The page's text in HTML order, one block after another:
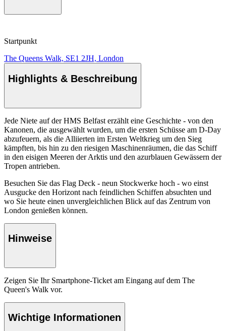
Startpunkt
The Queens Walk, SE1 2JH, London
Highlights & Beschreibung
Jede Niete auf der HMS Belfast erzählt eine Geschichte - von den
Kanonen, die ausgewählt wurden, um die ersten Schüsse am D-Day
abzufeuern, als die Alliierten im Ersten Weltkrieg um den Sieg
kämpften, bis hin zu den riesigen Maschinenräumen, die das Schiff
in den eisigen Meeren der Arktis und den azurblauen Gewässern der
Tropen antrieben.
Besuchen Sie das Flag Deck - neun Stockwerke hoch - wo einst
Ausgucke den Horizont nach feindlichen Schiffen absuchten und
wo Sie heute einen unvergleichlichen Blick auf das Zentrum von
London genießen können.
Hinweise
Zeigen Sie Ihr Smartphone-Ticket am Eingang auf dem The
Queen's Walk vor.
Wichtige Informationen